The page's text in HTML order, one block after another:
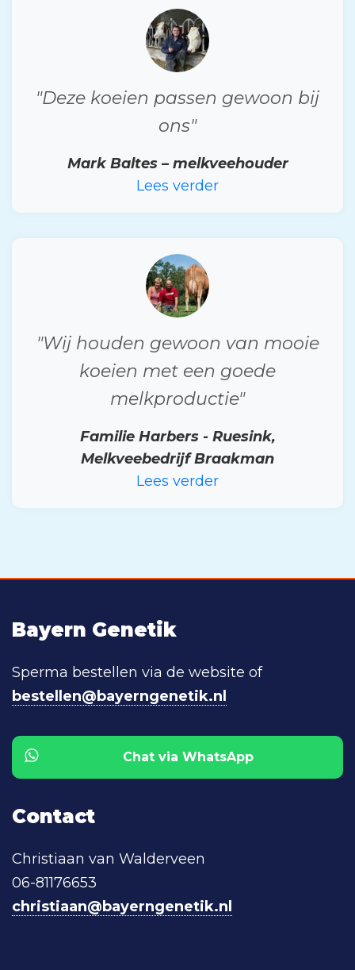
"Deze koeien passen gewoon bij
ons"
Mark Baltes – melkveehouder
Lees verder
"Wij houden gewoon van mooie
koeien met een goede
melkproductie"
Familie Harbers - Ruesink,
Melkveebedrijf Braakman
Lees verder
Bayern Genetik
Sperma bestellen via de website of
bestellen@bayerngenetik.nl
Chat via WhatsApp
Contact
Christiaan van Walderveen
06-81176653
christiaan@bayerngenetik.nl